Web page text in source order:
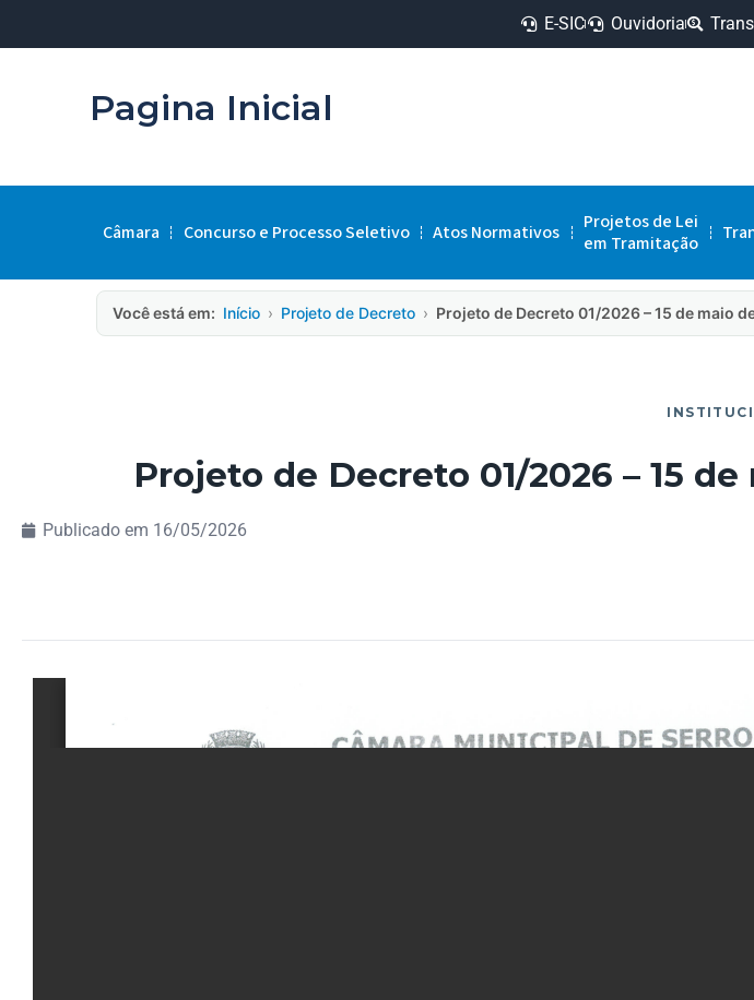
E-SIC Ouvidoria
Pagina Inicial
Câmara Concurso e Processo Seletivo Atos Normativos
Projetos de Lei
em Tramitação
Você está em: Início › Projeto de Decreto › Projeto de Decreto 01/2026 – 15 de maio
Projeto de Decreto 01/2026 – 15
Publicado em 16/05/2026